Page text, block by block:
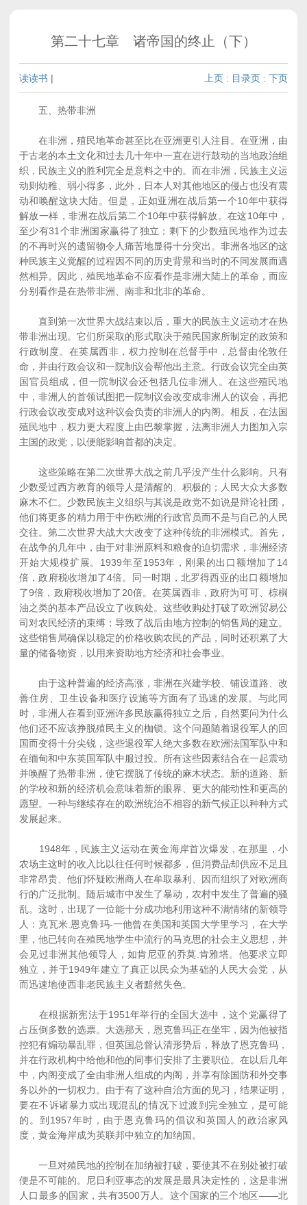
第二十七章 诸帝国的终止（下）
读读书 | 上页 : 目录页 : 下页
五、热带非洲
在非洲，殖民地革命甚至比在亚洲更引人注目。在亚洲，由
于古老的本土文化和过去几十年中一直在进行鼓动的当地政治组
织，民族主义的胜利完全是意料之中的。而在非洲，民族主义运
动则幼稚、弱小得多，此外，日本人对其他地区的侵占也没有震
动和唤醒这块大陆。但是，正如亚洲在战后第一个10年中获得
解放一样，非洲在战后第二个10年中获得解放。在这10年中，
至少有31个非洲国家赢得了独立；剩下的少数殖民地作为过去
的不再时兴的遗留物令人痛苦地显得十分突出。非洲各地区的这
种民族主义觉醒的过程因不同的历史背景和当时的不同发展而遇
然相异。因此，殖民地革命不应看作是非洲大陆上的革命，而应
分别看作是在热带非洲、南非和北非的革命。
直到第一次世界大战结束以后，重大的民族主义运动才在热
带非洲出现。它们所采取的形式取决于殖民国家所制定的政策和
行政制度。在英属西非，权力控制在总督手中，总督由伦敦任
命，并由行政会议和一院制议会帮他出主意。行政会议完全由英
国官员组成，但一院制议会还包括几位非洲人。在这些殖民地
中，非洲人的首领试图把一院制议会改变成非洲人的议会，再把
行政会议改变成对这种议会负责的非洲人的内阁。相反，在法国
殖民地中，权力更大程度上由巴黎掌握，法离非洲人力图加入宗
主国的政党，以便能影响首都的决定。
这些策略在第二次世界大战之前几乎没产生什么影响。只有
少数受过西方教育的领导人是清醒的、积极的；人民大众大多数
麻木不仁。少数民族主义组织与其说是政党不如说是辩论社团，
他们将更多的精力用于中伤欧洲的行政官员而不是与自己的人民
交往。第二次世界大战大大改变了这种传统的非洲模式。首先，
在战争的几年中，由于对非洲原料和粮食的迫切需求，非洲经济
开始大规模扩展。1939年至1953年，刚果的出口额增加了14
倍，政府税收增加了4倍。同一时期，北罗得西亚的出口额增加
了9倍，政府税收增加了20倍。在英属西非，政府为可可、棕榈
油之类的基本产品设立了收购处。这些收购处打破了欧洲贸易公
司对农民经济的束缚；导致了战后由地方控制的销售局的建立。
这些销售局确保以稳定的价格收购农民的产品，同时还积累了大
量的储备物资，以用来资助地方经济和社会事业。
由于这种普遍的经济高涨，非洲在兴建学校、铺设道路、改
善住房、卫生设备和医疗设施等方面有了迅速的发展。与此同
时，非洲人在看到亚洲许多民族赢得独立之后，自然要问为什么
他们还不应该挣脱殖民主义的枷锁。这个问题随着退役军人的回
国而变得十分尖锐，这些退役军人绝大多数在欧洲法国军队中和
在缅甸和中东英国军队中服过投。所有这些因素结合在一起震动
并唤醒了热带非洲，使它摆脱了传统的麻木状态。新的道路、新
的学校和新的经济机会意味着新的眼界、更大的能动性和更高的
愿望。一种与继续存在的欧洲统治不相容的新气候正以种种方式
发展起来。
1948年，民族主义运动在黄金海岸首次爆发，在那里，小
农场主这时的收入比以往任何时候都多，但消费品却供应不足且
非常昂贵、他们怀疑欧洲商人在牟取暴利、因而组织了对欧洲商
行的广泛批制。随后城市中发生了暴动，农村中发生了普遍的骚
乱。这时，出现了一位能十分成功地利用这种不满情绪的新领导
人：克瓦米.恩克鲁玛-一他曾在美国和英国大学里学习，在大学
里，他已转向在殖民地学生中流行的马克思的社会主义思想，并
会见过非洲其他领导人，如肯尼亚的乔莫.肯雅塔。他要求立即
独立，并于1949年建立了真正以民众为基础的人民大会党，从
而迅速地使西非老民族主义者黯然失色。
在根据新宪法于1951年举行的全国大选中，这个党赢得了
占压倒多数的选票。大选那天，恩克鲁玛正在坐牢，因为他被指
控犯有煽动暴乱罪，但英国总督认清形势后，释放了恩克鲁玛，
并在行政机构中给他和他的同事们安排了主要职位。在以后几年
中，内阁变成了全由非洲人组成的内阁，并享有除国防和外交事
务以外的一切权力。由于有了这种自治方面的见习，结果证明，
要在不诉诸暴力或出现混乱的情况下过渡到完全独立，是可能
的。到1957年时，由于恩克鲁玛的倡议和英国人的政治家风
度，黄金海岸成为英联邦中独立的加纳国。
一旦对殖民地的控制在加纳被打破，要使其不在别处被打破
便是不可能的。尼日利亚事态的发展是最具决定性的，这是非洲
人口最多的国家，共有3500万人。这个国家的三个地区――北